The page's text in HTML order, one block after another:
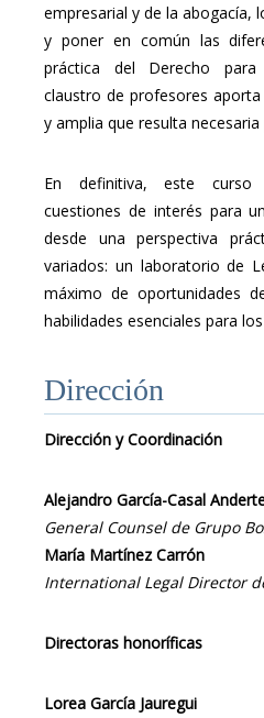
empresarial y de la abogacía,
y poner en común las
práctica del Derecho para
claustro de profesores
y amplia que resulta
En definitiva, este curso
cuestiones de interés para
desde una perspectiva
variados: un laboratorio de
máximo de oportunidades
habilidades esenciales para
Dirección
Dirección y Coordinación
Alejandro García-Casal
General Counsel de Grupo
María Martínez Carrón
International Legal Director
Directoras honoríficas
Lorea García Jauregui